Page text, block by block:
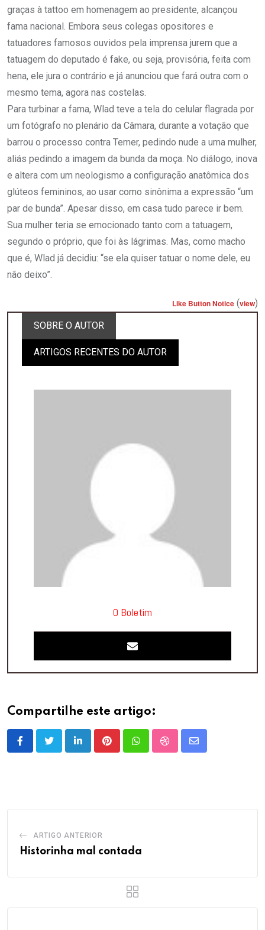
graças à tattoo em homenagem ao presidente, alcançou
fama nacional. Embora seus colegas opositores e
tatuadores famosos ouvidos pela imprensa jurem que a
tatuagem do deputado é fake, ou seja, provisória, feita com
hena, ele jura o contrário e já anunciou que fará outra com o
mesmo tema, agora nas costelas.
Para turbinar a fama, Wlad teve a tela do celular flagrada por
um fotógrafo no plenário da Câmara, durante a votação que
barrou o processo contra Temer, pedindo nude a uma mulher,
aliás pedindo a imagem da bunda da moça. No diálogo, inova
e altera com um neologismo a configuração anatômica dos
glúteos femininos, ao usar como sinônima a expressão “um
par de bunda”. Apesar disso, em casa tudo parece ir bem.
Sua mulher teria se emocionado tanto com a tatuagem,
segundo o próprio, que foi às lágrimas. Mas, como macho
que é, Wlad já decidiu: “se ela quiser tatuar o nome dele, eu
não deixo”.
Like Button Notice (view)
SOBRE O AUTOR
ARTIGOS RECENTES DO AUTOR
O Boletim
Compartilhe este artigo:
LinkedInPinterestWhatsappStumbleUpon
Share
ARTIGO ANTERIOR
Historinha mal contada